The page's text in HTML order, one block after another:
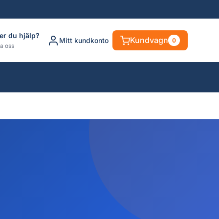
du hjälp?
oss
Mitt kundkonto Kundvagn 0